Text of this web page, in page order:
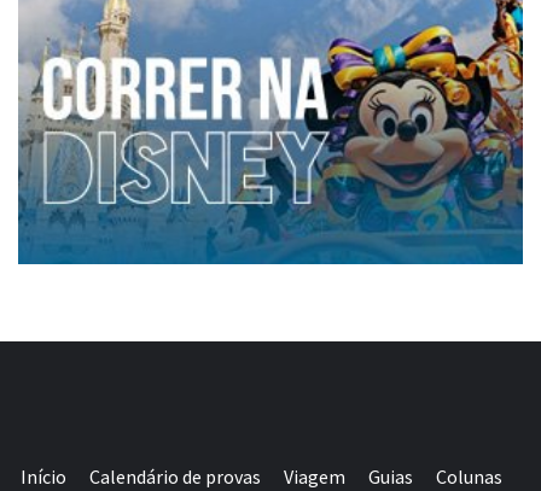
Início Calendário de provas Viagem Guias Colunas